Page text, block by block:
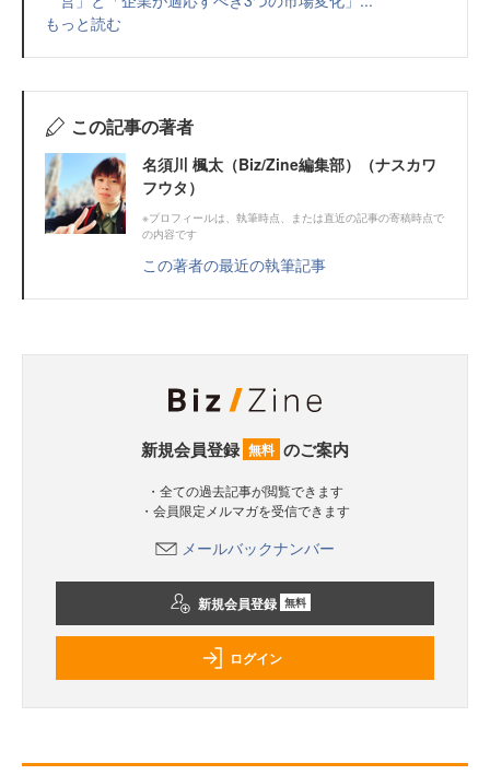
もっと読む
この記事の著者
名須川 楓太（Biz/Zine編集部）（ナスカワ
フウタ）
※プロフィールは、執筆時点、または直近の記事の寄稿時点で
の内容です
この著者の最近の執筆記事
新規会員登録 無料 のご案内
・全ての過去記事が閲覧できます
・会員限定メルマガを受信できます
メールバックナンバー
新規会員登録 無料
ログイン